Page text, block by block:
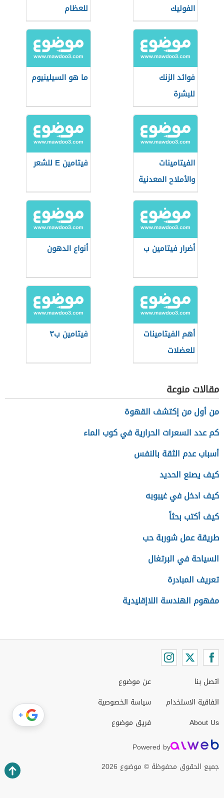
الفوليك
للعظام
فوائد الزنك
للبشرة
ما هو السيلينيوم
الفيتامينات
والأملاح المعدنية
فيتامين E للشعر
أضرار فيتامين ب أنواع الدهون
أهم الفيتامينات
للعضلات
فيتامين ب٣
مقالات منوعة
من أول من إكتشف القهوة
كم عدد السعرات الحرارية في كوب الماء
أسباب عدم الثقة بالنفس
كيف يصنع الحديد
كيف ادخل في غيبوبه
كيف أكتب بحثاً
طريقة عمل شوربة حب
السياحة في البرتغال
تعريف المبادرة
مفهوم الهندسة اللاإقليدية
اتصل بنا
اتفاقية الاستخدام
About Us
عن موضوع
سياسة الخصوصية
فريق موضوع
Powered by
جميع الحقوق محفوظة © موضوع 2026
+